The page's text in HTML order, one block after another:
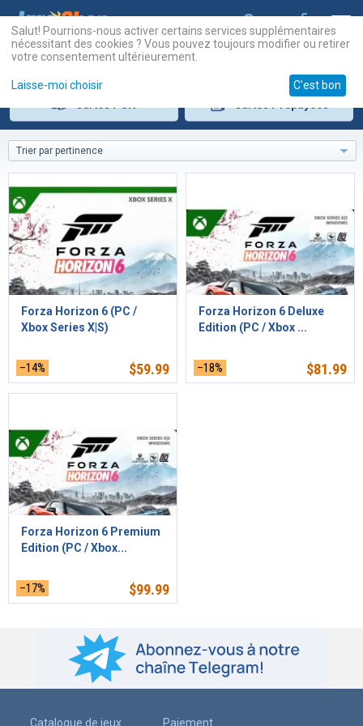
Trier par pertinence
Forza Horizon 6 (PC /
Xbox Series X|S)
–14% $59.99
Forza Horizon 6 Deluxe
Edition (PC / Xbox ...
–18% $81.99
Forza Horizon 6 Premium
Edition (PC / Xbox...
–17% $99.99
Catalogue de jeux Paiement
Salut! Pourrions-nous activer certains services supplémentaires
nécessitant des cookies ? Vous pouvez toujours modifier ou retirer
votre consentement ultérieurement.
Laisse-moi choisir C'est bon